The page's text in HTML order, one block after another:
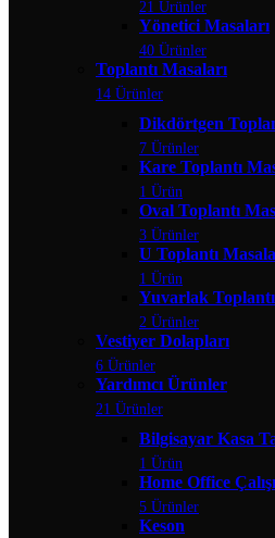
21 Ürünler
Yönetici Masaları
40 Ürünler
Toplantı Masaları
14 Ürünler
Dikdörtgen
7 Ürünler
Kare Toplantı
1 Ürün
Oval Toplantı
3 Ürünler
U Toplantı
1 Ürün
Yuvarlak
2 Ürünler
Vestiyer Dolapları
6 Ürünler
Yardımcı Ürünler
21 Ürünler
Bilgisayar Kasa
1 Ürün
Home Office
5 Ürünler
Keson